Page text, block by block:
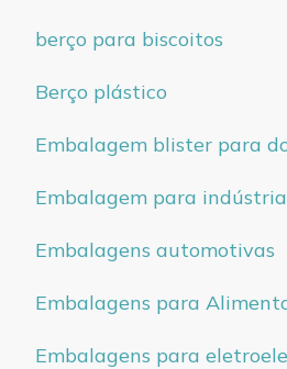
berço para biscoitos
Berço plástico
Embalagem blister para
Embalagem para indústria
Embalagens automotivas
Embalagens para
Embalagens para